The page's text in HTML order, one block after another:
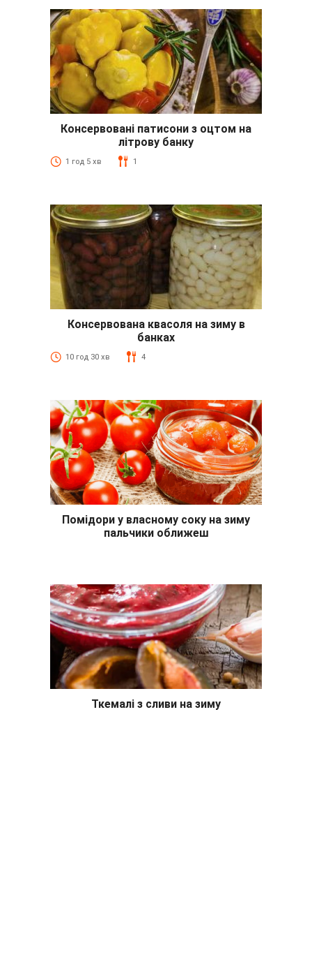
Консервовані патисони з оцтом на
літрову банку
1 год 5 хв 1
Консервована квасоля на зиму в
банках
10 год 30 хв 4
Помідори у власному соку на зиму
пальчики оближеш
Ткемалі з сливи на зиму